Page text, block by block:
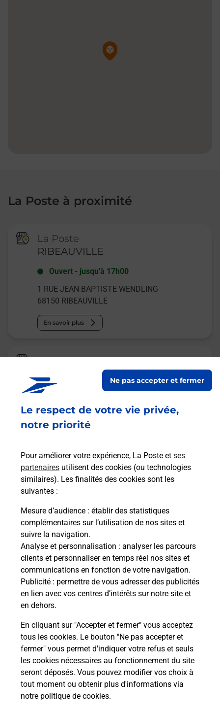
Le respect de votre vie privée,
notre priorité
Pour améliorer votre expérience, La Poste et ses
partenaires utilisent des cookies (ou technologies
similaires). Les finalités des cookies sont les
suivantes :
Mesure d’audience : établir des statistiques
complémentaires sur l’utilisation de nos sites et
suivre la navigation.
Analyse et personnalisation : analyser les parcours
clients et personnaliser en temps réel nos sites et
communications en fonction de votre navigation.
Publicité : permettre de vous adresser des publicités
en lien avec vos centres d’intérêts sur notre site et
en dehors.
En cliquant sur "Accepter et fermer" vous acceptez
tous les cookies. Le bouton "Ne pas accepter et
fermer" vous permet d'indiquer votre refus et seuls
les cookies nécessaires au fonctionnement du site
seront déposés. Vous pouvez modifier vos choix à
tout moment ou obtenir plus d'informations via
notre politique de cookies.
Ne pas accepter et fermer
Pin de la carte
La Poste à proximité
La Poste
RIBEAUVILLE
Ouvert - jusqu'à 17h00
1 RUE JEAN BAPTISTE WENDLING
68150 RIBEAUVILLE
En savoir plus
La Poste Espace Clients Pro
RIBEAUVILLE PDC1
ouvre samedi à 09h00
1 RUE JEAN BAPTISTE WENDLING
68150 RIBEAUVILLE
Malin !
La Poste
en ligne
Ouvert 24h/24
En savoir plus
RIBEAUVILLE
CARREFOUR EXPRESS RIBEAUVILLE